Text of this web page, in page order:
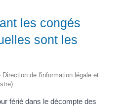
les congés
sont les
de l'information légale et
férié dans le décompte des